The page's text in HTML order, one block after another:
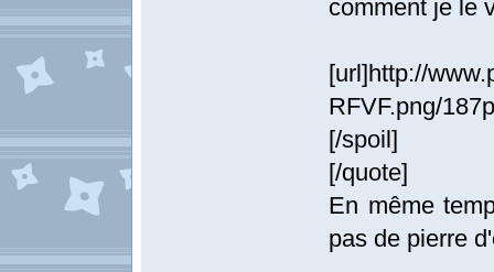
comment je le
[url]http://
RFVF.png/
[/spoil]
[/quote]
En même
pas de pierre